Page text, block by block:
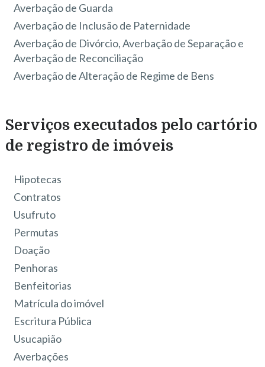
Averbação de Guarda
Averbação de Inclusão de Paternidade
Averbação de Divórcio, Averbação de Separação e
Averbação de Reconciliação
Averbação de Alteração de Regime de Bens
Serviços executados pelo cartório
de registro de imóveis
Hipotecas
Contratos
Usufruto
Permutas
Doação
Penhoras
Benfeitorias
Matrícula do imóvel
Escritura Pública
Usucapião
Averbações